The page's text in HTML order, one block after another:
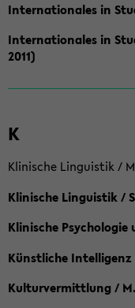
Internationales in
Internationales in
2011)
K
Klinische Linguistik /
Klinische Linguistik /
Klinische Psychologie
Künstliche
Kulturvermittlung /